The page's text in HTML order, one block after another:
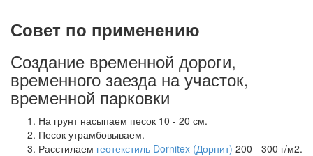
Совет по применению
Создание временной дороги,
временного заезда на участок,
временной парковки
На грунт насыпаем песок 10 - 20 см.
Песок утрамбовываем.
Расстилаем геотекстиль Dornitex (Дорнит) 200 - 300 г/м2.